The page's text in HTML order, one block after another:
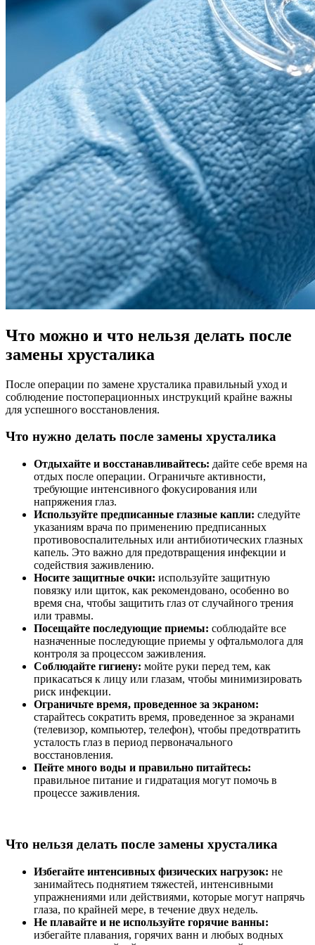
Что можно и что нельзя делать после
замены хрусталика
После операции по замене хрусталика правильный уход и
соблюдение постоперационных инструкций крайне важны
для успешного восстановления.
Что нужно делать после замены хрусталика
Отдыхайте и восстанавливайтесь: дайте себе время на
отдых после операции. Ограничьте активности,
требующие интенсивного фокусирования или
напряжения глаз.
Используйте предписанные глазные капли: следуйте
указаниям врача по применению предписанных
противовоспалительных или антибиотических глазных
капель. Это важно для предотвращения инфекции и
содействия заживлению.
Носите защитные очки: используйте защитную
повязку или щиток, как рекомендовано, особенно во
время сна, чтобы защитить глаз от случайного трения
или травмы.
Посещайте последующие приемы: соблюдайте все
назначенные последующие приемы у офтальмолога для
контроля за процессом заживления.
Соблюдайте гигиену: мойте руки перед тем, как
прикасаться к лицу или глазам, чтобы минимизировать
риск инфекции.
Ограничьте время, проведенное за экраном:
старайтесь сократить время, проведенное за экранами
(телевизор, компьютер, телефон), чтобы предотвратить
усталость глаз в период первоначального
восстановления.
Пейте много воды и правильно питайтесь:
правильное питание и гидратация могут помочь в
процессе заживления.
Что нельзя делать после замены хрусталика
Избегайте интенсивных физических нагрузок: не
занимайтесь поднятием тяжестей, интенсивными
упражнениями или действиями, которые могут напрячь
глаза, по крайней мере, в течение двух недель.
Не плавайте и не используйте горячие ванны:
избегайте плавания, горячих ванн и любых водных